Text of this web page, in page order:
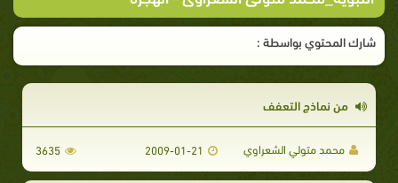
شارك المحتوي بواسطة :
من نماذج التعفف
محمد متولي الشعراوي 2009-01-21
3635